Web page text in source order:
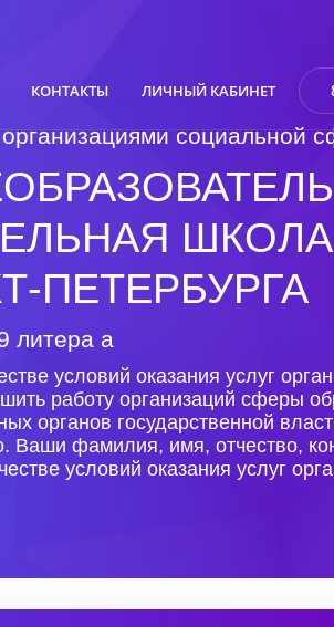
КОНТАКТЫ ЛИЧНЫЙ КАБИНЕТ
организациями социальной
ПЕТЕРБУРГА
литера а
условий оказания услуг
работу организаций сферы
органов государственной
Ваши фамилия, имя, отчество,
условий оказания услуг